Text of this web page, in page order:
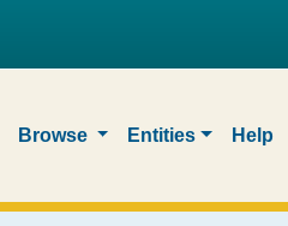
Browse Entities Help